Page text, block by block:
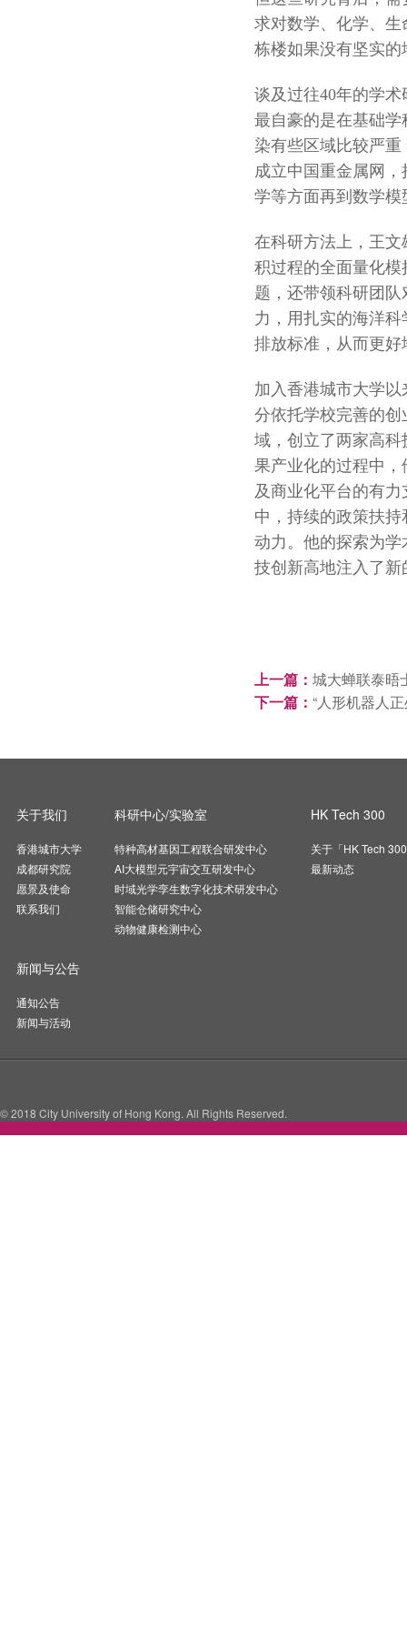
求对数学、化学、
栋楼如果没有坚实
谈及过往40年的学
最自豪的是在基础
染有些区域比较严
成立中国重金属网
学等方面再到数学
在科研方法上，王
积过程的全面量化
题，还带领科研团
力，用扎实的海洋
排放标准，从而更
加入香港城市大学
分依托学校完善的
域，创立了两家高
果产业化的过程中
及商业化平台的有
中，持续的政策扶
动力。他的探索为
技创新高地注入了新
上一篇： 城大蝉联泰
下一篇： “人形机器人
关于我们
香港城市大学
成都研究院
愿景及使命
联系我们
科研中心/实验室
特种高材基因工程联合研发中心
AI大模型元宇宙交互研发中心
时域光学孪生数字化技术研发中心
智能仓储研究中心
动物健康检测中心
HK Tech 300
关于「HK Tech
最新动态
新闻与公告
通知公告
新闻与活动
© 2018 City University of Hong Kong. All Rights Reserved.